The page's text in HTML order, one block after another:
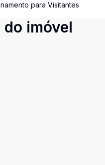
para Visitantes
do imóvel